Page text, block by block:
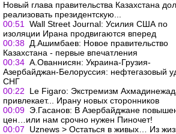
Новый глава правительства Казахстана
реализовать президентскую...
00:51
Wall Street Journal: Усилия США по
изоляции Ирана продвигаются вперед
00:38 Д.Ашимбаев: Новое правительство
Казахстана - первые впечатления
00:34 А.Ованнисян: Украина-Грузия-
Азербайджан-Белоруссия: нефтегазовый
СНГ
00:22
Le Figaro: Экстремизм
привлекает... Ирану новых сторонников
00:09 Э.Гасанов: В Азербайджане
цен…или нам cрочно нужен Пиночет!
00:07
Uznews > Остаться в живых… Из